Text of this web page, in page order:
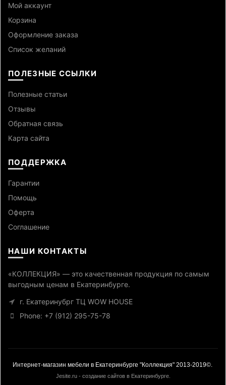
Мой аккаунт
Корзина
Оформление заказа
Список желаний
ПОЛЕЗНЫЕ ССЫЛКИ
Полезные статьи
Отзывы
Обратная связь
Карта сайта
ПОДДЕРЖКА
Гарантии
Помощь
Оферта
Cоглашение
НАШИ КОНТАКТЫ
«КОЛЛЕКЦИЯ» — это качественная продукция по самым
выгодным ценам в Екатеринбурге.
г. Екатеринубрг ТЦ WOW HOUSE
Phone: +7 (912) 295-75-78
Интернет-магазин мебели в Екатеринбурге "Коллекция" 2013-2019©.
Jesite.ru - создание сайтов в Екатеринбурге.